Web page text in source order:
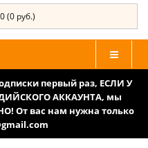
(0 руб.)
первый раз, ЕСЛИ У
АККАУНТА, мы
От вас нам нужна только